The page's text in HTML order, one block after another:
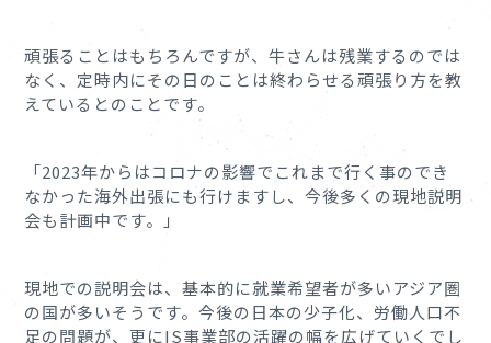
頑張ることはもちろんですが、牛さんは残業するのでは
なく、定時内にその日のことは終わらせる頑張り方を教
えているとのことです。
「2023年からはコロナの影響でこれまで行く事のでき
なかった海外出張にも行けますし、今後多くの現地説明
会も計画中です。」
現地での説明会は、基本的に就業希望者が多いアジア圏
の国が多いそうです。今後の日本の少子化、労働人口不
足の問題が、更にIS事業部の活躍の幅を広げていくでし